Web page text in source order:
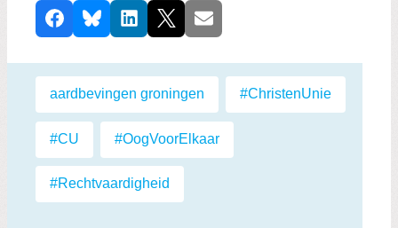
D
e
e
l
t
e
FacebookBlueskyLinkedIn
X E-mail
Labels:
aardbevingen groningen #ChristenUnie
#CU #OogVoorElkaar
#Rechtvaardigheid